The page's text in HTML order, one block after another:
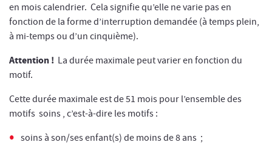
en mois calendrier. Cela signifie qu’elle ne varie pas en
fonction de la forme d’interruption demandée (à temps plein,
à mi-temps ou d’un cinquième).
Attention ! La durée maximale peut varier en fonction du
motif.
Cette durée maximale est de 51 mois pour l’ensemble des
motifs soins , c’est-à-dire les motifs :
soins à son/ses enfant(s) de moins de 8 ans ;